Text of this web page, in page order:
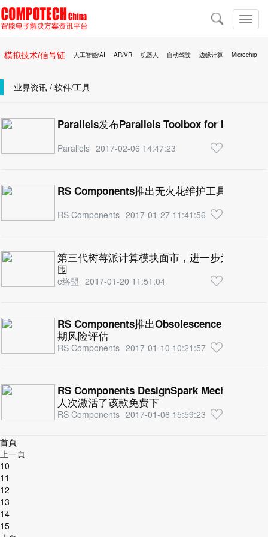
切
换
航
导
航
模拟技术/信号链 人工智能/AI AR/VR 机器人 自动驾驶 边缘计算 Microchip
业界资讯 / 软件/工具
Parallels发布Parallels Toolbox for Mac 1.5
Parallels 2017-02-06 14:47:23
RS Components推出无火花维护工具在爆炸
RS Components 2017-01-27 11:41:56
第三代树莓派计算模块面市，进一步为设计工
围
e络盟 2017-01-20 11:51:04
RS Components推出Obsolescence
期风险评估
RS Components 2017-01-10 10:21:57
RS Components DesignSpark Mechanical广
人次激活了该款免费下
RS Components 2017-01-06 15:59:23
首頁
上一頁
10
11
12
13
14
15